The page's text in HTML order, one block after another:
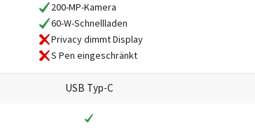
200-MP-Kamera
60-W-Schnellladen
Privacy dimmt Display
S Pen eingeschränkt
USB Typ-C